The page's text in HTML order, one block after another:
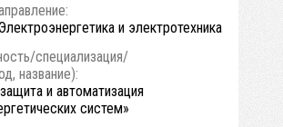
и электротехника
специализация/
название):
и автоматизация
систем»